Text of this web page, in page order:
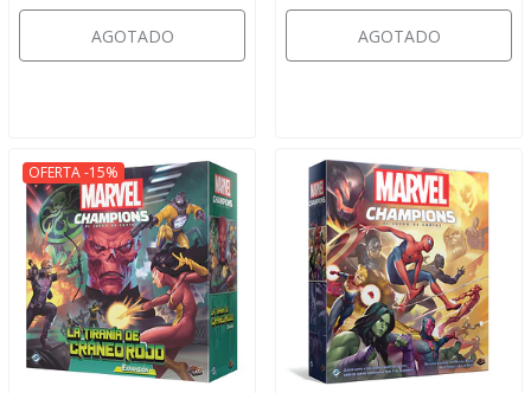
AGOTADO AGOTADO
OFERTA -15%